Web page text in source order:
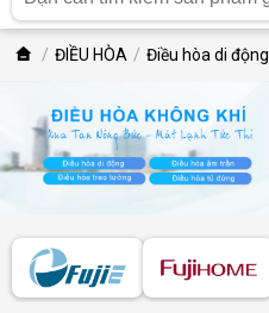
ĐIỀU HÒA Điều hòa di động